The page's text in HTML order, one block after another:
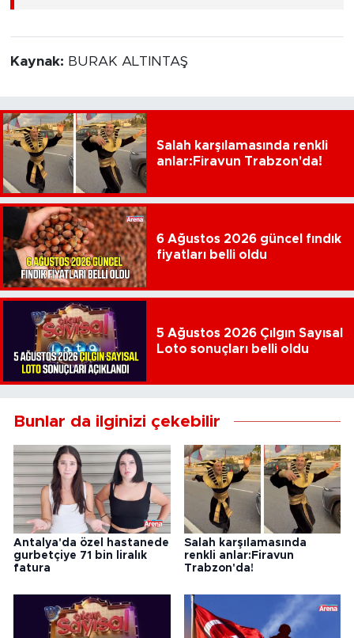
Kaynak: BURAK ALTINTAŞ
Salah karşılamasında renkli
anlar:Firavun Trabzon'da!
6 Ağustos 2026 güncel fındık
fiyatları belli oldu
5 Ağustos 2026 Çılgın Sayısal
Loto sonuçları belli oldu
Bunlar da ilginizi çekebilir
Antalya'da özel hastanede
gurbetçiye 71 bin liralık
fatura
Salah karşılamasında
renkli anlar:Firavun
Trabzon'da!